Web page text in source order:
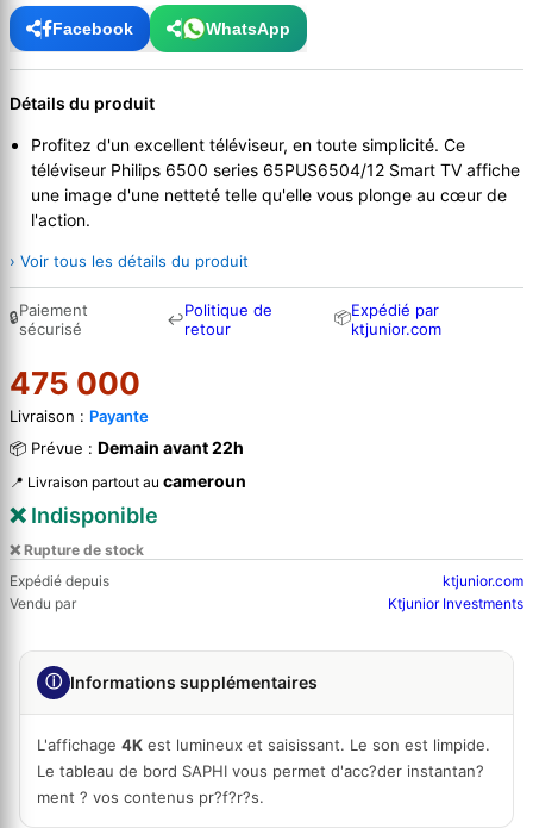
Facebook WhatsApp
Détails du produit
Profitez d'un excellent téléviseur, en toute simplicité. Ce
téléviseur Philips 6500 series 65PUS6504/12 Smart TV affiche
une image d'une netteté telle qu'elle vous plonge au cœur de
l'action.
› Voir tous les détails du produit
🔒Paiement
sécurisé
↩Politique de
retour
📦Expédié par
ktjunior.com
475 000
Livraison : Payante
📦 Prévue : Demain avant 22h
📍 Livraison partout au cameroun
❌ Indisponible
❌ Rupture de stock
Expédié depuis
ktjunior.com
Vendu par
Ktjunior Investments
ⓘ Informations supplémentaires
L'affichage 4K est lumineux et saisissant. Le son est limpide.
Le tableau de bord SAPHI vous permet d'acc?der instantan?
ment ? vos contenus pr?f?r?s.